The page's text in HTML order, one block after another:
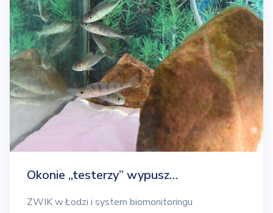
Okonie „testerzy” wypusz…
ZWIK w Łodzi i system biomonitoringu